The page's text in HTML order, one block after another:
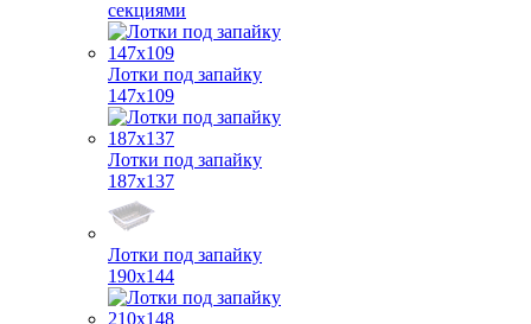
секциями
Лотки под запайку
147х109
Лотки под запайку
187х137
Лотки под запайку
190х144